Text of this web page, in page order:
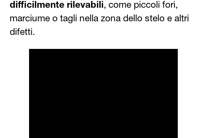
difficilmente rilevabili, come piccoli fori,
marciume o tagli nella zona dello stelo e altri
difetti.